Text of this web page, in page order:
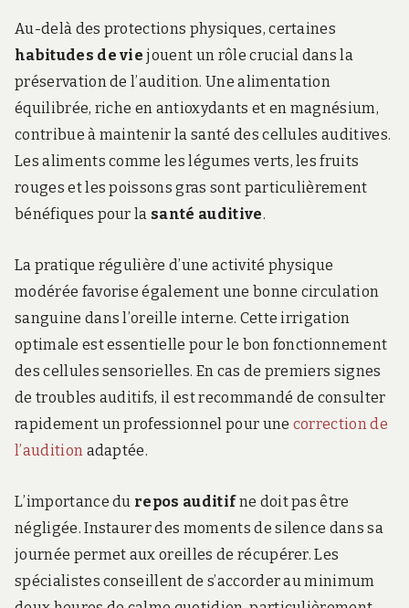
Au-delà des protections physiques, certaines
habitudes de vie jouent un rôle crucial dans la
préservation de l’audition. Une alimentation
équilibrée, riche en antioxydants et en magnésium,
contribue à maintenir la santé des cellules auditives.
Les aliments comme les légumes verts, les fruits
rouges et les poissons gras sont particulièrement
bénéfiques pour la santé auditive.
La pratique régulière d’une activité physique
modérée favorise également une bonne circulation
sanguine dans l’oreille interne. Cette irrigation
optimale est essentielle pour le bon fonctionnement
des cellules sensorielles. En cas de premiers signes
de troubles auditifs, il est recommandé de consulter
rapidement un professionnel pour une correction de
l’audition adaptée.
L’importance du repos auditifne doit pas être
négligée. Instaurer des moments de silence dans sa
journée permet aux oreilles de récupérer. Les
spécialistes conseillent de s’accorder au minimum